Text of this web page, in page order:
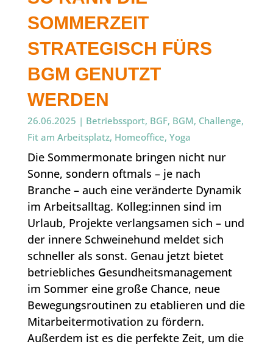
SOMMERZEIT
STRATEGISCH FÜRS
BGM GENUTZT
WERDEN
26.06.2025 | Betriebssport, BGF, BGM, Challenge,
Fit am Arbeitsplatz, Homeoffice, Yoga
Die Sommermonate bringen nicht nur
Sonne, sondern oftmals – je nach
Branche – auch eine veränderte Dynamik
im Arbeitsalltag. Kolleg:innen sind im
Urlaub, Projekte verlangsamen sich – und
der innere Schweinehund meldet sich
schneller als sonst. Genau jetzt bietet
betriebliches Gesundheitsmanagement
im Sommer eine große Chance, neue
Bewegungsroutinen zu etablieren und die
Mitarbeitermotivation zu fördern.
Außerdem ist es die perfekte Zeit, um die